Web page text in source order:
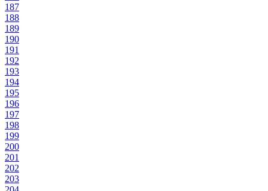
187
188
189
190
191
192
193
194
195
196
197
198
199
200
201
202
203